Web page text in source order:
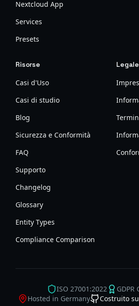
Nextcloud App
Services
Presets
Risorse
Casi d'Uso
Casi di studio
Blog
Sicurezza e Conformità
FAQ
Supporto
Changelog
Glossary
Entity Types
Compliance Comparison
Legale
ISO 27001:2022
GDPR
Hosted in Germany
Costruito